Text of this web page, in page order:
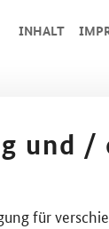
INHALT
und /
für